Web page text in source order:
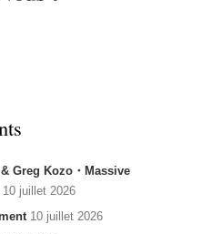
Greg Kozo・Massive
10 juillet 2026
10 juillet 2026